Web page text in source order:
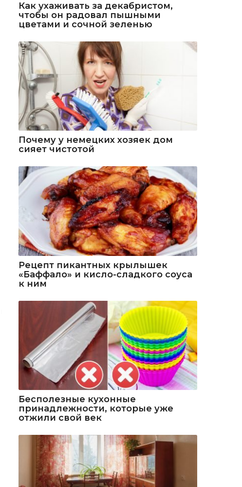
Как ухаживать за декабристом,
чтобы он радовал пышными
цветами и сочной зеленью
Почему у немецких хозяек дом
сияет чистотой
Рецепт пикантных крылышек
«Баффало» и кисло-сладкого соуса
к ним
Бесполезные кухонные
принадлежности, которые уже
отжили свой век